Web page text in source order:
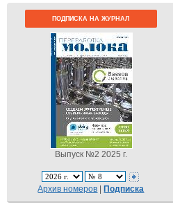
ПОДПИСКА НА ЖУРНАЛ
Выпуск №2 2025 г.
Архив номеров |Подписка